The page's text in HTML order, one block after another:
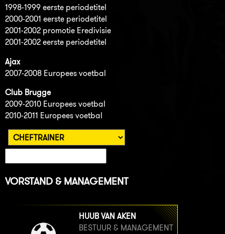
1998-1999 eerste periodetitel
2000-2001 eerste periodetitel
2001-2002 promotie Eredivisie
2001-2002 eerste periodetitel
Ajax
2007-2008 Europees voetbal
Club Brugge
2009-2010 Europees voetbal
2010-2011 Europees voetbal
VORSTAND & MANAGEMENT
HUUB VAN AKEN
BESTUUR & MANAGEMENT